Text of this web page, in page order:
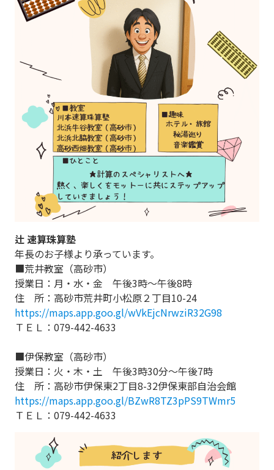
辻 速算珠算塾
年長のお子様より承っています。
■荒井教室（高砂市）
授業日：月・水・金 午後3時～午後8時
住 所：高砂市荒井町小松原２丁目10-24
https://maps.app.goo.gl/wVkEjcNrwziR32G98
ＴＥＬ：079-442-4633
■伊保教室（高砂市）
授業日：火・木・土 午後3時30分～午後7時
住 所：高砂市伊保東2丁目8-32伊保東部自治会館
https://maps.app.goo.gl/BZwR8TZ3pPS9TWmr5
ＴＥＬ：079-442-4633